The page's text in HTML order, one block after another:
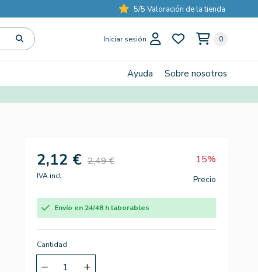
5/5 Valoración de la tienda
Iniciar sesión 0
Ayuda Sobre nosotros
2,12 € 2,49 € 15%
IVA incl. Precio
Envío en 24/48 h laborables
Cantidad